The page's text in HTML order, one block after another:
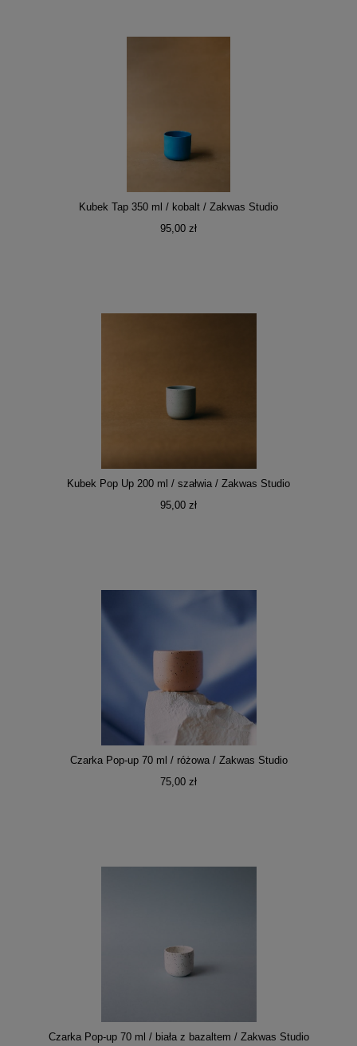
Kubek Tap 350 ml / kobalt / Zakwas Studio
95,00 zł
Kubek Pop Up 200 ml / szałwia / Zakwas Studio
95,00 zł
Czarka Pop-up 70 ml / różowa / Zakwas Studio
75,00 zł
Czarka Pop-up 70 ml / biała z bazaltem / Zakwas Studio